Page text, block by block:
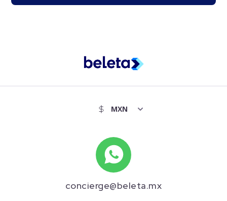
concierge@beleta.mx